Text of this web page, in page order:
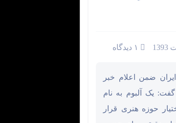
۱ دیدگاه
ضمن اعلام خبر
یک آلبوم به نام
حوزه هنری قرار